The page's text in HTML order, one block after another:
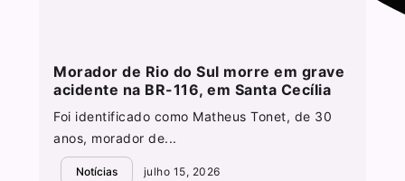
Morador de Rio do Sul morre em grave
acidente na BR-116, em Santa Cecília
Foi identificado como Matheus Tonet, de 30
anos, morador de...
Notícias julho 15, 2026